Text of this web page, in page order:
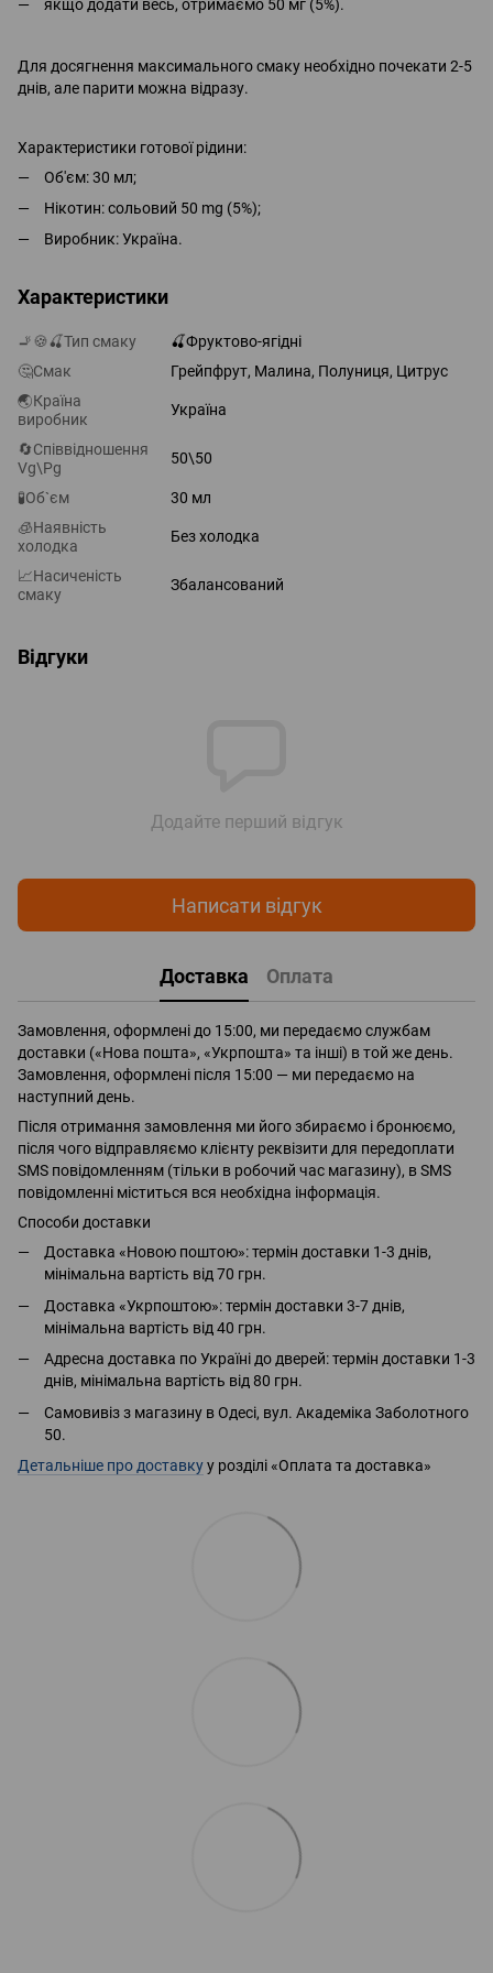
якщо додати весь, отримаємо 50 мг (5%).
Для досягнення максимального смаку необхідно почекати 2-5
днів, але парити можна відразу.
Характеристики готової рідини:
Об'єм: 30 мл;
Нікотин: сольовий 50 mg (5%);
Виробник: Україна.
Характеристики
🚬🍪🍒Тип смаку
🍒Фруктово-ягідні
🤔Смак
Грейпфрут, Малина, Полуниця, Цитрус
🌏Країна
виробник
Україна
🔄Співвідношення
Vg\Pg
50\50
🧪Об`єм
30 мл
🧊Наявність
холодка
Без холодка
📈Насиченість
смаку
Збалансований
Відгуки
Додайте перший відгук
Написати відгук
Доставка Оплата
Замовлення, оформлені до 15:00, ми передаємо службам
доставки («Нова пошта», «Укрпошта» та інші) в той же день.
Замовлення, оформлені після 15:00 — ми передаємо на
наступний день.
Після отримання замовлення ми його збираємо і бронюємо,
після чого відправляємо клієнту реквізити для передоплати
SMS повідомленням (тільки в робочий час магазину), в SMS
повідомленні міститься вся необхідна інформація.
Способи доставки
Доставка «Новою поштою»: термін доставки 1-3 днів,
мінімальна вартість від 70 грн.
Доставка «Укрпоштою»: термін доставки 3-7 днів,
мінімальна вартість від 40 грн.
Адресна доставка по Україні до дверей: термін доставки 1-3
днів, мінімальна вартість від 80 грн.
Самовивіз з магазину в Одесі, вул. Академіка Заболотного
50.
Детальніше про доставкуу розділі «Оплата та доставка»